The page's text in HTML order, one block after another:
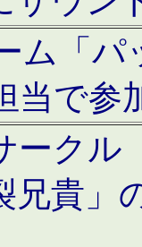
ム「
当で参
ークル
兄貴」